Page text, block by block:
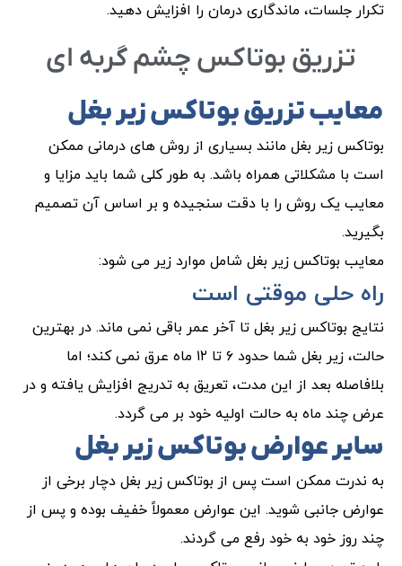
تکرار جلسات، ماندگاری درمان را افزایش دهید.
تزریق بوتاکس چشم گربه ای
معایب تزریق بوتاکس زیر بغل
بوتاکس زیر بغل مانند بسیاری از روش های درمانی ممکن
است با مشکلاتی همراه باشد. به طور کلی شما باید مزایا و
معایب یک روش را با دقت سنجیده و بر اساس آن تصمیم
بگیرید.
معایب بوتاکس زیر بغل شامل موارد زیر می شود:
راه حلی موقتی است
نتایج بوتاکس زیر بغل تا آخر عمر باقی نمی ماند. در بهترین
حالت، زیر بغل شما حدود ۶ تا ۱۲ ماه عرق نمی کند؛ اما
بلافاصله بعد از این مدت، تعریق به تدریج افزایش یافته و در
عرض چند ماه به حالت اولیه خود بر می گردد.
سایر عوارض بوتاکس زیر بغل
به ندرت ممکن است پس از بوتاکس زیر بغل دچار برخی از
عوارض جانبی شوید. این عوارض معمولاً خفیف بوده و پس از
چند روز خود به خود رفع می گردند.